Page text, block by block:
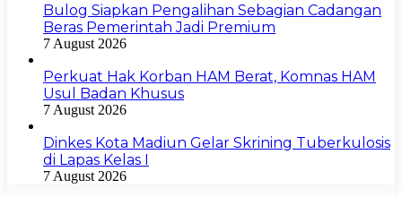
Bulog Siapkan Pengalihan Sebagian Cadangan
Beras Pemerintah Jadi Premium
7 August 2026
Perkuat Hak Korban HAM Berat, Komnas HAM
Usul Badan Khusus
7 August 2026
Dinkes Kota Madiun Gelar Skrining Tuberkulosis
di Lapas Kelas I
7 August 2026